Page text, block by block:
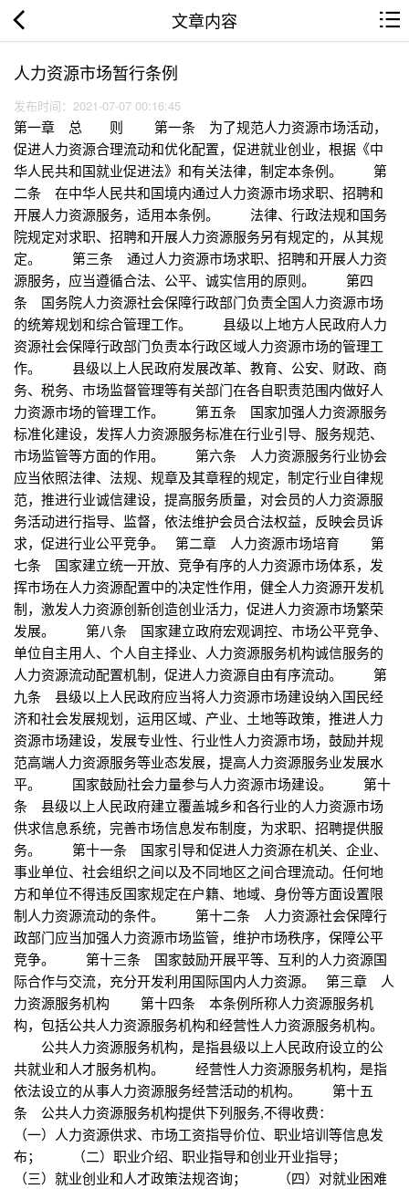
文章内容
人力资源市场暂行条例
发布时间：2021-07-07 00:16:45
第一章 总 则 第一条 为了规范人力资源市场活动，
促进人力资源合理流动和优化配置，促进就业创业，根据《中
华人民共和国就业促进法》和有关法律，制定本条例。 第
二条 在中华人民共和国境内通过人力资源市场求职、招聘和
开展人力资源服务，适用本条例。 法律、行政法规和国务
院规定对求职、招聘和开展人力资源服务另有规定的，从其规
定。 第三条 通过人力资源市场求职、招聘和开展人力资
源服务，应当遵循合法、公平、诚实信用的原则。 第四
条 国务院人力资源社会保障行政部门负责全国人力资源市场
的统筹规划和综合管理工作。 县级以上地方人民政府人力
资源社会保障行政部门负责本行政区域人力资源市场的管理工
作。 县级以上人民政府发展改革、教育、公安、财政、商
务、税务、市场监督管理等有关部门在各自职责范围内做好人
力资源市场的管理工作。 第五条 国家加强人力资源服务
标准化建设，发挥人力资源服务标准在行业引导、服务规范、
市场监管等方面的作用。 第六条 人力资源服务行业协会
应当依照法律、法规、规章及其章程的规定，制定行业自律规
范，推进行业诚信建设，提高服务质量，对会员的人力资源服
务活动进行指导、监督，依法维护会员合法权益，反映会员诉
求，促进行业公平竞争。 第二章 人力资源市场培育 第
七条 国家建立统一开放、竞争有序的人力资源市场体系，发
挥市场在人力资源配置中的决定性作用，健全人力资源开发机
制，激发人力资源创新创造创业活力，促进人力资源市场繁荣
发展。 第八条 国家建立政府宏观调控、市场公平竞争、
单位自主用人、个人自主择业、人力资源服务机构诚信服务的
人力资源流动配置机制，促进人力资源自由有序流动。 第
九条 县级以上人民政府应当将人力资源市场建设纳入国民经
济和社会发展规划，运用区域、产业、土地等政策，推进人力
资源市场建设，发展专业性、行业性人力资源市场，鼓励并规
范高端人力资源服务等业态发展，提高人力资源服务业发展水
平。 国家鼓励社会力量参与人力资源市场建设。 第十
条 县级以上人民政府建立覆盖城乡和各行业的人力资源市场
供求信息系统，完善市场信息发布制度，为求职、招聘提供服
务。 第十一条 国家引导和促进人力资源在机关、企业、
事业单位、社会组织之间以及不同地区之间合理流动。任何地
方和单位不得违反国家规定在户籍、地域、身份等方面设置限
制人力资源流动的条件。 第十二条 人力资源社会保障行
政部门应当加强人力资源市场监管，维护市场秩序，保障公平
竞争。 第十三条 国家鼓励开展平等、互利的人力资源国
际合作与交流，充分开发利用国际国内人力资源。 第三章 人
力资源服务机构 第十四条 本条例所称人力资源服务机
构，包括公共人力资源服务机构和经营性人力资源服务机构。
公共人力资源服务机构，是指县级以上人民政府设立的公
共就业和人才服务机构。 经营性人力资源服务机构，是指
依法设立的从事人力资源服务经营活动的机构。 第十五
条 公共人力资源服务机构提供下列服务,不得收费：
（一）人力资源供求、市场工资指导价位、职业培训等信息发
布； （二）职业介绍、职业指导和创业开业指导；
（三）就业创业和人才政策法规咨询； （四）对就业困难